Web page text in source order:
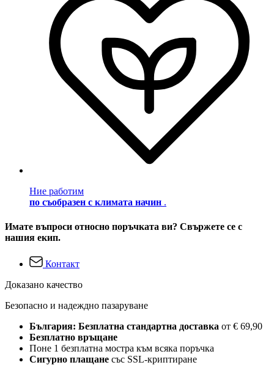
Ние работим
по съобразен с климата начин .
Имате въпроси относно поръчката ви? Свържете се с
нашия екип.
Контакт
Доказано качество
Безопасно и надеждно пазаруване
България: Безплатна стандартна доставка от € 69,90
Безплатно връщане
Поне 1 безплатна мостра към всяка поръчка
Сигурно плащане със SSL-криптиране